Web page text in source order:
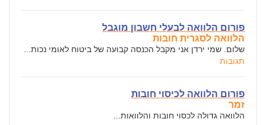
פורום הלוואה לבעלי חשבון מוגבל
הלוואה לסגרית חובות
שלום. שמי ירדן אני מקבל הכנסה קבועה של ביטוח לאומי נכות...
תגובות
פורום הלוואה לכיסוי חובות
זמר
הלוואה גדולה לכסוי חובות והלוואות...